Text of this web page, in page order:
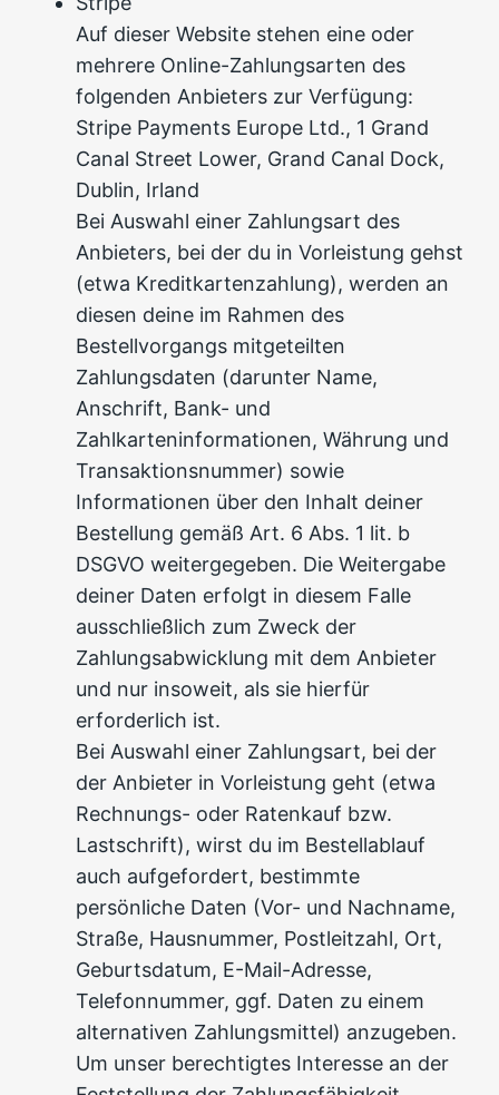
Auf dieser Website stehen eine oder
mehrere Online-Zahlungsarten des
folgenden Anbieters zur Verfügung:
Stripe Payments Europe Ltd., 1 Grand
Canal Street Lower, Grand Canal Dock,
Dublin, Irland
Bei Auswahl einer Zahlungsart des
Anbieters, bei der du in Vorleistung gehst
(etwa Kreditkartenzahlung), werden an
diesen deine im Rahmen des
Bestellvorgangs mitgeteilten
Zahlungsdaten (darunter Name,
Anschrift, Bank- und
Zahlkarteninformationen, Währung und
Transaktionsnummer) sowie
Informationen über den Inhalt deiner
Bestellung gemäß Art. 6 Abs. 1 lit. b
DSGVO weitergegeben. Die Weitergabe
deiner Daten erfolgt in diesem Falle
ausschließlich zum Zweck der
Zahlungsabwicklung mit dem Anbieter
und nur insoweit, als sie hierfür
erforderlich ist.
Bei Auswahl einer Zahlungsart, bei der
der Anbieter in Vorleistung geht (etwa
Rechnungs- oder Ratenkauf bzw.
Lastschrift), wirst du im Bestellablauf
auch aufgefordert, bestimmte
persönliche Daten (Vor- und Nachname,
Straße, Hausnummer, Postleitzahl, Ort,
Geburtsdatum, E-Mail-Adresse,
Telefonnummer, ggf. Daten zu einem
alternativen Zahlungsmittel) anzugeben.
Um unser berechtigtes Interesse an der